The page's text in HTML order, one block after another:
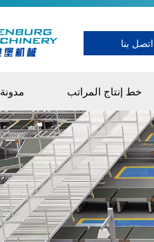
اتصل بنا
خط إنتاج المراتب مدونة